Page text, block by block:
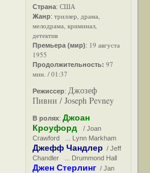
Страна:США
Жанр:триллер, драма,
мелодрама, криминал,
детектив
Премьера (мир): 19 августа
1955
Продолжительность:97
мин. / 01:37
Режиссер: Джозеф
Пивни / Joseph Pevney
В ролях:Джоан
Кроуфорд
/ Joan
Crawford ... Lynn Markham
Джефф Чандлер / Jeff
Chandler ... Drummond Hall
Джен Стерлинг / Jan